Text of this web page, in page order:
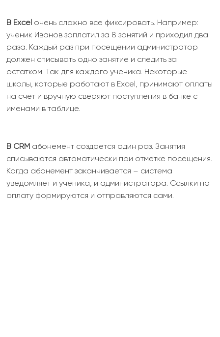
В Excel очень сложно все фиксировать. Например:
ученик Иванов заплатил за 8 занятий и приходил два
раза. Каждый раз при посещении администратор
должен списывать одно занятие и следить за
остатком. Так для каждого ученика. Некоторые
школы, которые работают в Excel, принимают оплаты
на счет и вручную сверяют поступления в банке с
именами в таблице.
В CRM абонемент создается один раз. Занятия
списываются автоматически при отметке посещения.
Когда абонемент заканчивается – система
уведомляет и ученика, и администратора. Ссылки на
оплату формируются и отправляются сами.